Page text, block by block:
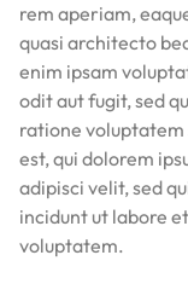
rem aperiam,
quasi architecto
enim ipsam
odit aut fugit, sed
ratione voluptatem
est, qui dolorem
adipisci velit, sed
incidunt ut labore
voluptatem.